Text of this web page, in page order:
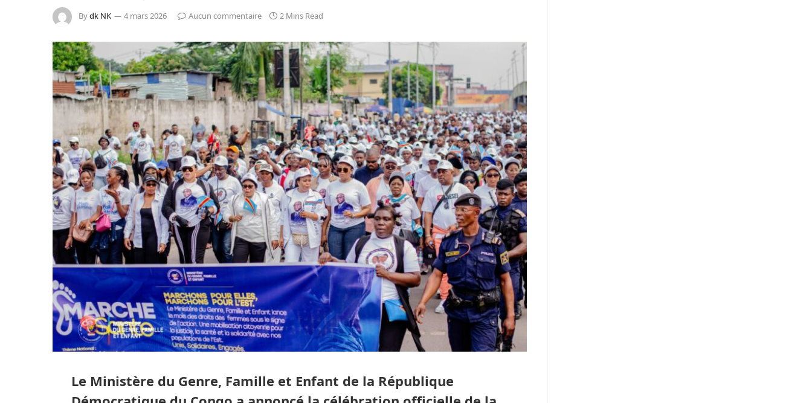
Bydk NK 4 mars 2026 Aucun commentaire 2 Mins Read
Le Ministère du Genre, Famille et Enfant de la République